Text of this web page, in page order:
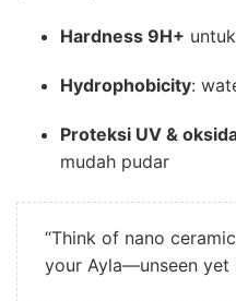
Hardness 9H+
Hydrophobicity:
Proteksi UV &
mudah pudar
“Think of nano
your Ayla—unseen yet